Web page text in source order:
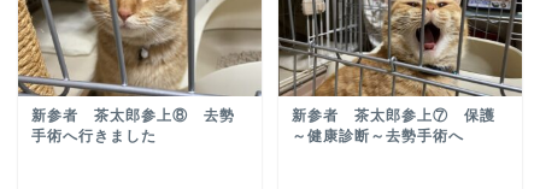
新参者 茶太郎参上⑧ 去勢
手術へ行きました
新参者 茶太郎参上⑦ 保護
～健康診断～去勢手術へ